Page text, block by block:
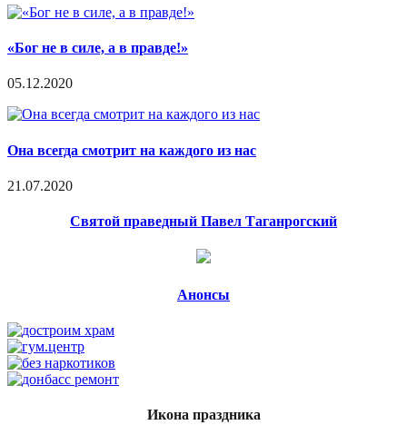
«Бог не в силе, а в правде!»
05.12.2020
Она всегда смотрит на каждого из нас
21.07.2020
Святой праведный Павел Таганрогский
Анонсы
Икона праздника